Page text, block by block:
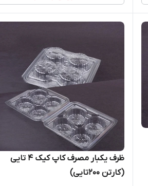
ظرف یکبار مصرف کاپ کیک ۴ تایی
(کارتن ۲۰۰تایی)